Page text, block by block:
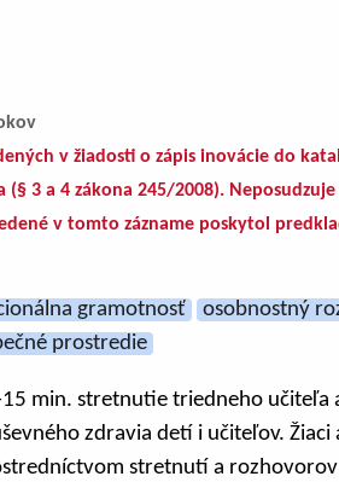
v žiadosti o zápis inovácie do
3 a 4 zákona 245/2008).
v tomto zázname poskytol
gramotnosť osobnostný
prostredie
min. stretnutie triedneho učiteľa
zdravia detí i učiteľov.
stretnutí a